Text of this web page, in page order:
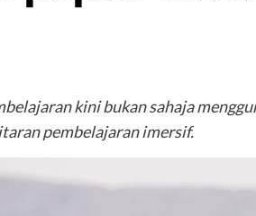
kini bukan sahaja
pembelajaran imersif.